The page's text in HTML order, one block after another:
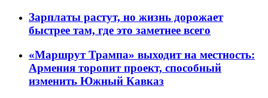
Зарплаты растут, но жизнь дорожает
быстрее там, где это заметнее всего
«Маршрут Трампа» выходит на местность:
Армения торопит проект, способный
изменить Южный Кавказ